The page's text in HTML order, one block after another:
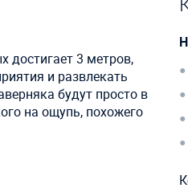
3 метров,
и развлекать
будут просто в
на ощупь, похожего